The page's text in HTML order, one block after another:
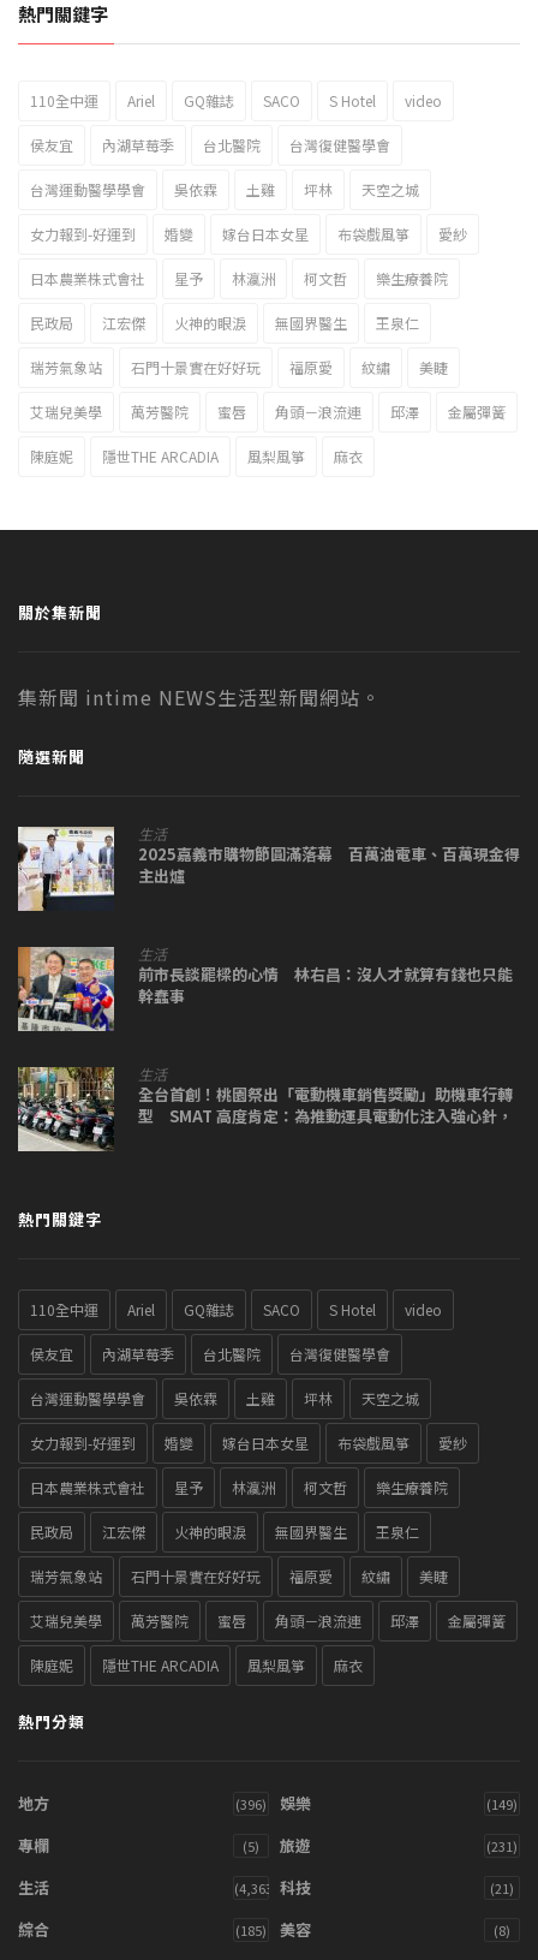
2023新北市北海岸國際風箏節「風在石起」霸氣回歸
熱門關鍵字
110全中運 Ariel GQ雜誌 SACO S Hotel video
侯友宜 內湖草莓季 台北醫院 台灣復健醫學會
台灣運動醫學學會 吳依霖 土雞 坪林 天空之城
女力報到-好運到 婚變 嫁台日本女星 布袋戲風箏 愛紗
日本農業株式會社 星予 林瀛洲 柯文哲 樂生療養院
民政局 江宏傑 火神的眼淚 無國界醫生 王泉仁
瑞芳氣象站 石門十景實在好好玩 福原愛 紋繡 美睫
艾瑞兒美學 萬芳醫院 蜜唇 角頭－浪流連 邱澤 金屬彈簧
陳庭妮 隱世THE ARCADIA 風梨風箏 麻衣
關於集新聞
集新聞 intime NEWS生活型新聞網站。
隨選新聞
生活
2025嘉義市購物節圓滿落幕 百萬油電車、百萬現金得
主出爐
生活
前市長談罷樑的心情 林右昌：沒人才就算有錢也只能
幹蠢事
生活
全台首創！桃園祭出「電動機車銷售獎勵」助機車行轉
型 SMAT 高度肯定：為推動運具電動化注入強心針，
熱門關鍵字
110全中運 Ariel GQ雜誌 SACO S Hotel video
侯友宜 內湖草莓季 台北醫院 台灣復健醫學會
台灣運動醫學學會 吳依霖 土雞 坪林 天空之城
女力報到-好運到 婚變 嫁台日本女星 布袋戲風箏 愛紗
日本農業株式會社 星予 林瀛洲 柯文哲 樂生療養院
民政局 江宏傑 火神的眼淚 無國界醫生 王泉仁
瑞芳氣象站 石門十景實在好好玩 福原愛 紋繡 美睫
艾瑞兒美學 萬芳醫院 蜜唇 角頭－浪流連 邱澤 金屬彈簧
陳庭妮 隱世THE ARCADIA 風梨風箏 麻衣
熱門分類
地方 (396) 娛樂 (149)
專欄 (5) 旅遊 (231)
生活 (4,363) 科技 (21)
綜合 (185) 美容 (8)